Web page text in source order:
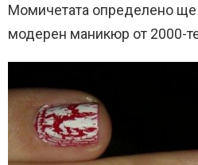
Момичетата определено
модерен маникюр от 2000-